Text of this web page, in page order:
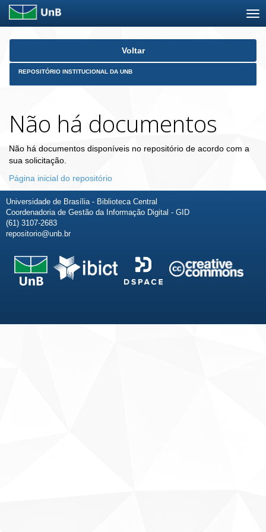
Skip
Voltar
REPOSITÓRIO INSTITUCIONAL DA UNB
Não há documentos
Não há documentos disponíveis no repositório de acordo com a
sua solicitação.
Página inicial do repositório
Universidade de Brasília - Biblioteca Central
Coordenadoria de Gestão da Informação Digital - GID
(61) 3107-2683
repositorio@unb.br